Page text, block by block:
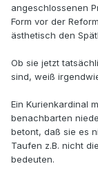
angeschlossenen
Form vor der
ästhetisch den
Ob sie jetzt
sind, weiß
Ein Kurienkardinal
benachbarten
betont, daß sie es
Taufen z.B. nicht
bedeuten.